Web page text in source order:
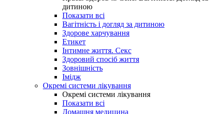
дитиною
Показати всі
Вагітність і догляд за дитиною
Здорове харчування
Етикет
Інтимне життя. Секс
Здоровий спосіб життя
Зовнішність
Імідж
Окремі системи лікування
Окремі системи лікування
Показати всі
Домашня медицина